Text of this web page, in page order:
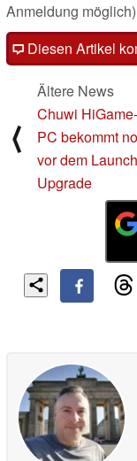
Anmeldung
Diesen Artikel
⟨
Ältere News
Chuwi
PC bekommt
vor dem
Upgrade